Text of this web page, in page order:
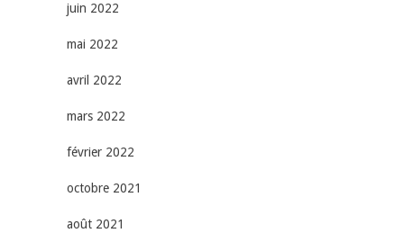
juin 2022
mai 2022
avril 2022
mars 2022
février 2022
octobre 2021
août 2021